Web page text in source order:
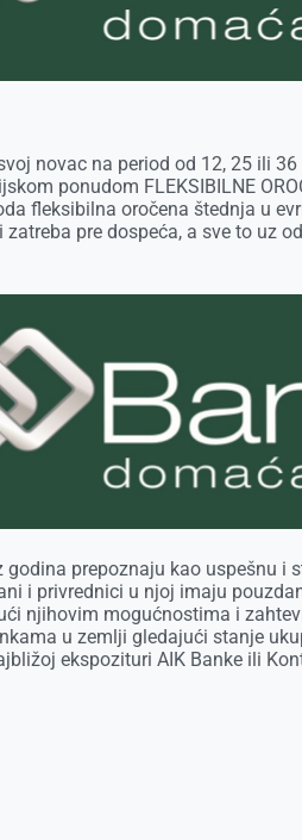
novac na period od 12, 25 ili 36
ponudom FLEKSIBILNE
fleksibilna oročena štednja u
pre dospeća, a sve to uz
prepoznaju kao uspešnu i
i privrednici u njoj imaju
njihovim mogućnostima i
u zemlji gledajući stanje
ekspozituri AIK Banke ili